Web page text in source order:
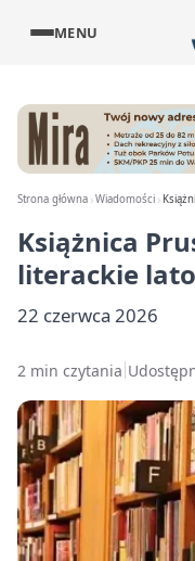
MENU
Strona główna Wiadomości
Książnica
literackie
22 czerwca 2026
2 min czytania